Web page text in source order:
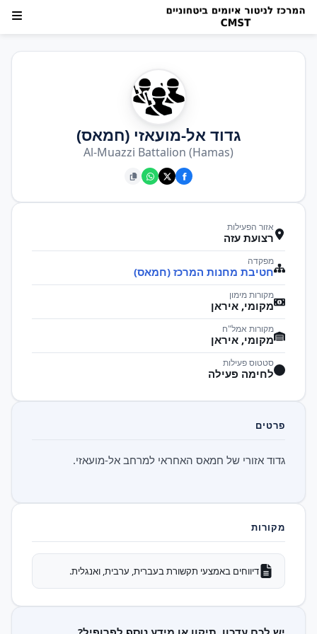
גדוד אל-מועאזי (חמאס)
Al-Muazzi Battalion (Hamas)
אזור הפעילות
רצועת עזה
מפקדה
חטיבת מחנות המרכז (חמאס)
מקורות מימון
מקומי, איראן
מקורות אמל"ח
מקומי, איראן
סטטוס פעילות
לחימה פעילה
פרטים
גדוד אזורי של חמאס האחראי למרחב אל-מועאזי.
מקורות
דיווחים באמצעי תקשורת בעברית, ערבית, ואנגלית.